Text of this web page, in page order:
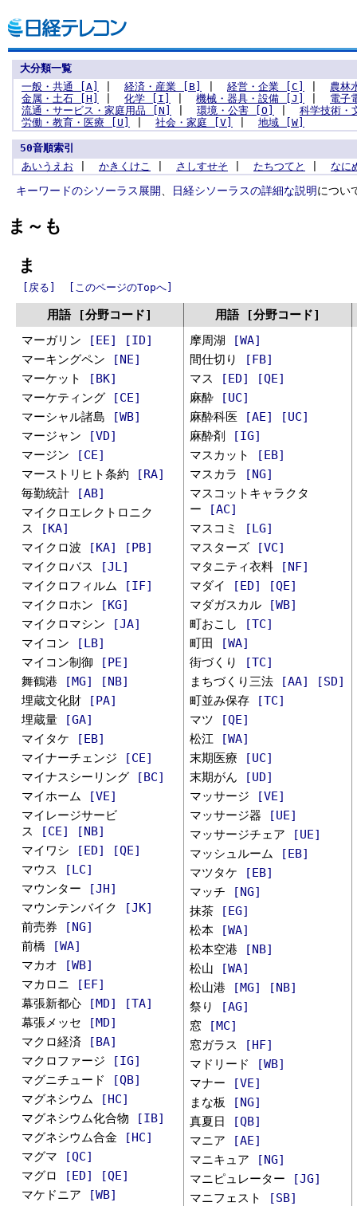
大分類一覧
一般・共通 [A]
経済・産業 [B] 経営・企業 [C]
農林
金属・土石 [H]
化学 [I] 機械・器具・設備 [J]
電子
流通・サービス・家庭用品 [N]
環境・公害 [O]
科学技術
労働・教育・医療 [U]
社会・家庭 [V] 地域 [W]
50音順索引
あいう え お かき く けこ さ しすせそ たちつて と なに
キーワードのシソーラス展開 日経シソーラスの詳細な説明につい
ま～も
ま
[戻る] [このページのTopへ]
用語 [分野コード]
用語 [分野コード]
マーガリン
[EE]
[ID]
マーキングペン
[NE]
マーケット
[BK]
マーケティング
[CE]
マーシャル諸島
[WB]
マージャン
[VD]
マージン
[CE]
マーストリヒト条約
[RA]
毎勤統計
[AB]
マイクロエレクトロニク
ス
[KA]
マイクロ波
[KA]
[PB]
マイクロバス
[JL]
マイクロフィルム
[IF]
マイクロホン
[KG]
マイクロマシン
[JA]
マイコン
[LB]
マイコン制御
[PE]
舞鶴港
[MG]
[NB]
埋蔵文化財
[PA]
埋蔵量
[GA]
マイタケ
[EB]
マイナーチェンジ
[CE]
マイナスシーリング
[BC]
マイホーム
[VE]
マイレージサービ
ス
[CE]
[NB]
マイワシ
[ED]
[QE]
マウス
[LC]
マウンター
[JH]
マウンテンバイク
[JK]
前売券
[NG]
前橋
[WA]
マカオ
[WB]
マカロニ
[EF]
幕張新都心
[MD]
[TA]
幕張メッセ
[MD]
マクロ経済
[BA]
マクロファージ
[IG]
マグニチュード
[QB]
マグネシウム
[HC]
マグネシウム化合物
[IB]
マグネシウム合金
[HC]
マグマ
[QC]
マグロ
[ED]
[QE]
マケドニア
[WB]
摩周湖
[WA]
間仕切り
[FB]
マス
[ED]
[QE]
麻酔
[UC]
麻酔科医
[AE]
[UC]
麻酔剤
[IG]
マスカット
[EB]
マスカラ
[NG]
マスコットキャラクタ
ー
[AC]
マスコミ
[LG]
マスターズ
[VC]
マタニティ衣料
[NF]
マダイ
[ED]
[QE]
マダガスカル
[WB]
町おこし
[TC]
町田
[WA]
街づくり
[TC]
まちづくり三法
[AA]
[SD]
町並み保存
[TC]
マツ
[QE]
松江
[WA]
末期医療
[UC]
末期がん
[UD]
マッサージ
[VE]
マッサージ器
[UE]
マッサージチェア
[UE]
マッシュルーム
[EB]
マツタケ
[EB]
マッチ
[NG]
抹茶
[EG]
松本
[WA]
松本空港
[NB]
松山
[WA]
松山港
[MG]
[NB]
祭り
[AG]
窓
[MC]
窓ガラス
[HF]
マドリード
[WB]
マナー
[VE]
まな板
[NG]
真夏日
[QB]
マニア
[AE]
マニキュア
[NG]
マニピュレーター
[JG]
マニフェスト
[SB]